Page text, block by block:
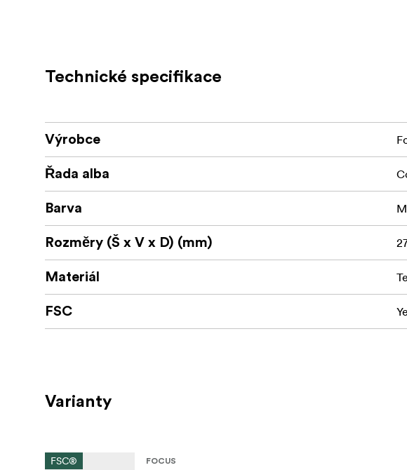
Technické specifikace
Výrobce
Řada alba
Barva
Rozměry (Š x V x D) (mm)
Materiál
FSC
Varianty
FSC® FOCUS